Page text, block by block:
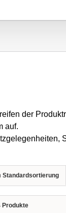
der
auf.
Standardsortierung
Produkte